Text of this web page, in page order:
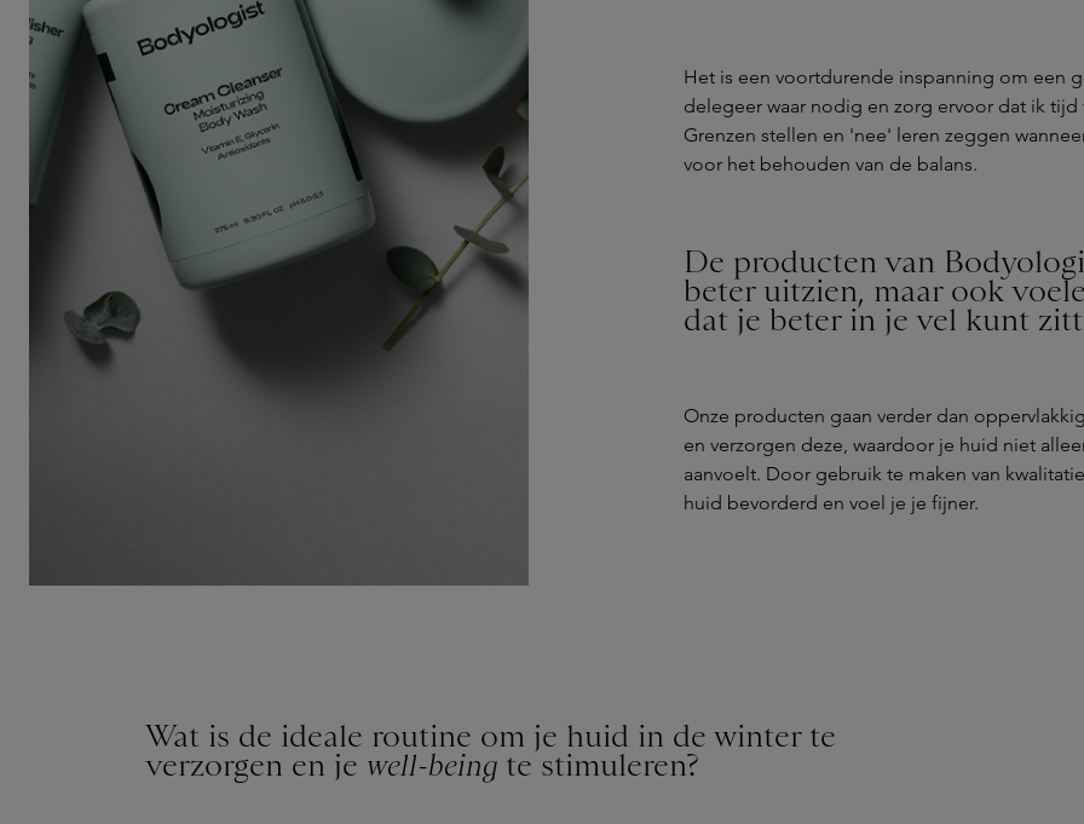
Het is een voortdurende inspanning om een
delegeer waar nodig en zorg ervoor dat ik tijd
Grenzen stellen en 'nee' leren zeggen
voor het behouden van de balans.
De producten van
beter uitzien, maar ook
dat je beter in je vel kunt
Onze producten gaan verder dan
en verzorgen deze, waardoor je huid niet
aanvoelt. Door gebruik te maken van
huid bevorderd en voel je je fijner.
Wat is de ideale routine om je huid in de winter te
verzorgen en je well-being te stimuleren?
BODYOLOGIST
Skin Gloss